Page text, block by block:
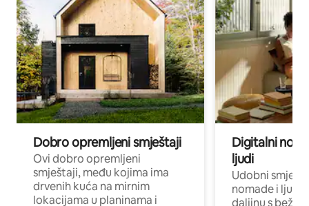
Dobro opremljeni smještaji
Ovi dobro opremljeni
smještaji, među kojima ima
drvenih kuća na mirnim
lokacijama u planinama i
Digitalni
ljudi
Udobni
nomade i ljude
daljinu s